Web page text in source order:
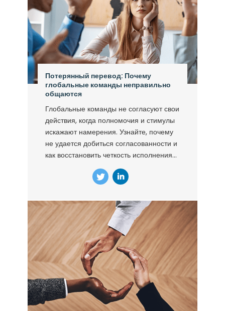
Потерянный перевод: Почему
глобальные команды неправильно
общаются
Глобальные команды не согласуют свои
действия, когда полномочия и стимулы
искажают намерения. Узнайте, почему
не удается добиться согласованности и
как восстановить четкость исполнения...